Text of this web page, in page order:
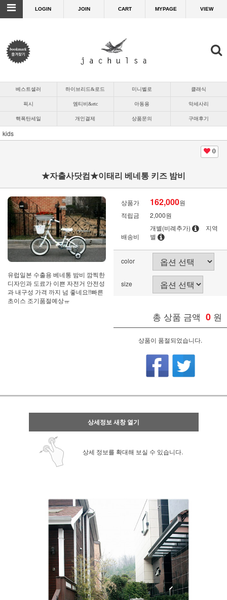
LOGIN JOIN CART MYPAGE VIEW
베스트셀러 하이브리드&로드 미니벨로 클래식
픽시 엠티비&etc 아동용 악세사리
핵폭탄세일 개인결제 상품문의 구매후기
kids
0
★자출사닷컴★이태리 베네통 키즈 밤비
유럽일본 수출용 베네통 밤비 깜찍한
디자인과 도료가 이쁜 자전거 안전성
과 내구성 가격 까지 넘 좋네요!!빠른
초이스 조기품절예상ㅠ
상품가 162,000원
적립금
2,000원
배송비
개별(비례추가)
지역
별
color
size
총 상품 금액 0 원
상품이 품절되었습니다.
상세정보 새창 열기
상세 정보를 확대해 보실 수 있습니다.